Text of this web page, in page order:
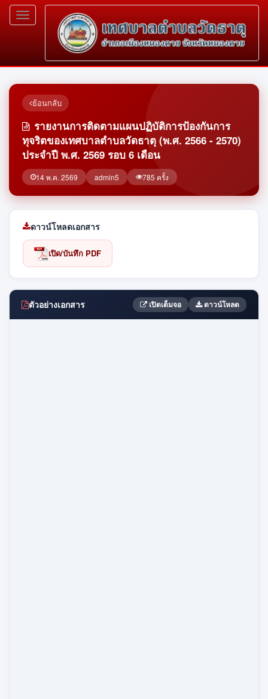
Toggle
navigation
ย้อนกลับ
รายงานการติดตามแผนปฏิบัติการป้องกันการ
ทุจริตของเทศบาลตำบลวัดธาตุ (พ.ศ. 2566 - 2570)
ประจำปี พ.ศ. 2569 รอบ 6 เดือน
14 พ.ค. 2569 admin5 785 ครั้ง
ดาวน์โหลดเอกสาร
เปิด/บันทึก PDF
ตัวอย่างเอกสาร เปิดเต็มจอ ดาวน์โหลด